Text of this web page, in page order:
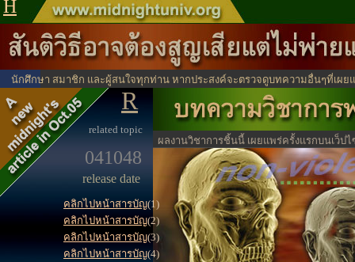
นักศึกษา สมาชิก และผู้สนใจทุกท่าน หากประสงค์จะตรวจดูบทความอื่นๆที่เผ
ได้จากตรงนี้
ผลงานวิชาการชิ้นนี้ เผยแพร่ครั้งแรกบนเว็
ประโยชน์ทางวิชาการ
H
R
related topic
041048
release date
คลิกไปหน้าสารบัญ(1)
คลิกไปหน้าสารบัญ(2)
คลิกไปหน้าสารบัญ(3)
คลิกไปหน้าสารบัญ(4)